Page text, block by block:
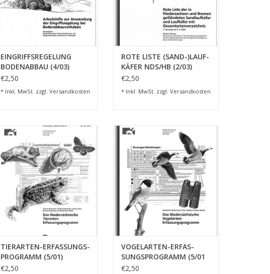
EINGRIFFSREGELUNG
BODENABBAU (4/03)
€2,50
* Inkl. MwSt. zzgl. Versandkosten
ROTE LISTE (SAND-)LAUF-
KÄFER NDS/HB (2/03)
€2,50
* Inkl. MwSt. zzgl. Versandkosten
TIERARTEN-ERFASSUNGS-
PROGRAMM (5/01) SUPPLEMENT
TIERE
ZUM WARENKORB HINZUFÜGEN
TIERARTEN-ERFASSUNGS-
PROGRAMM (5/01)
SUPPLEMENT TIERE
€2,50
VOGELARTEN-ERFAS-
SUNGSPROGRAMM (5/01
SUPPLEMENT VÖGEL)
ZUM WARENKORB HINZUFÜGEN
VOGELARTEN-ERFAS-
SUNGSPROGRAMM (5/01
SUPPLEMENT VÖGEL)
€2,50